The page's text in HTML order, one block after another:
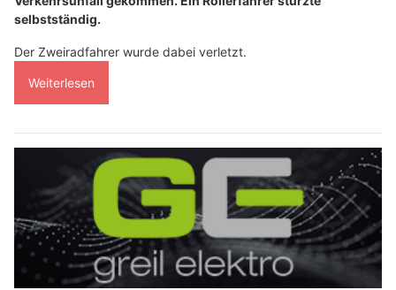
selbstständig.
Der Zweiradfahrer wurde dabei verletzt.
Weiterlesen